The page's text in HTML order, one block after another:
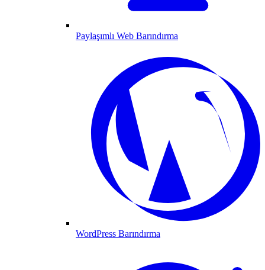
Paylaşımlı Web Barındırma
WordPress Barındırma